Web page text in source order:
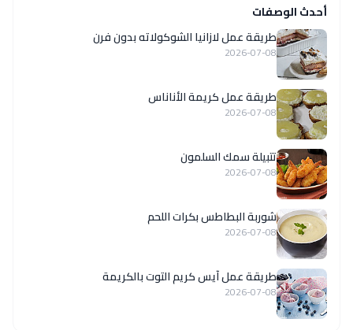
أحدث الوصفات
طريقة عمل لازانيا الشوكولاته بدون فرن
2026-07-08
طريقة عمل كريمة الأناناس
2026-07-08
تتبيلة سمك السلمون
2026-07-08
شوربة البطاطس بكرات اللحم
2026-07-08
طريقة عمل آيس كريم التوت بالكريمة
2026-07-08